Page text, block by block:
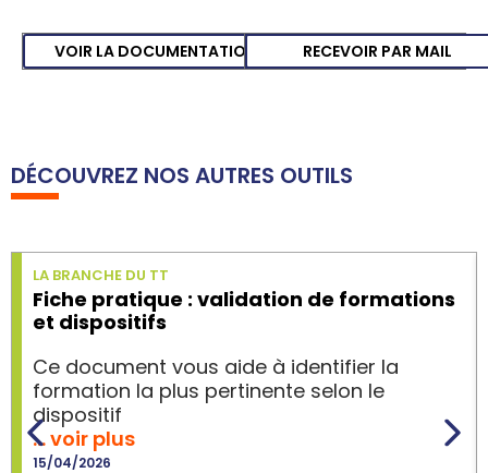
VOIR LA DOCUMENTATION RECEVOIR PAR MAIL
DÉCOUVREZ NOS AUTRES OUTILS
LA BRANCHE DU TT
Fiche pratique : validation de formations
et dispositifs
Ce document vous aide à identifier la
formation la plus pertinente selon le
dispositif
… voir plus
15/04/2026